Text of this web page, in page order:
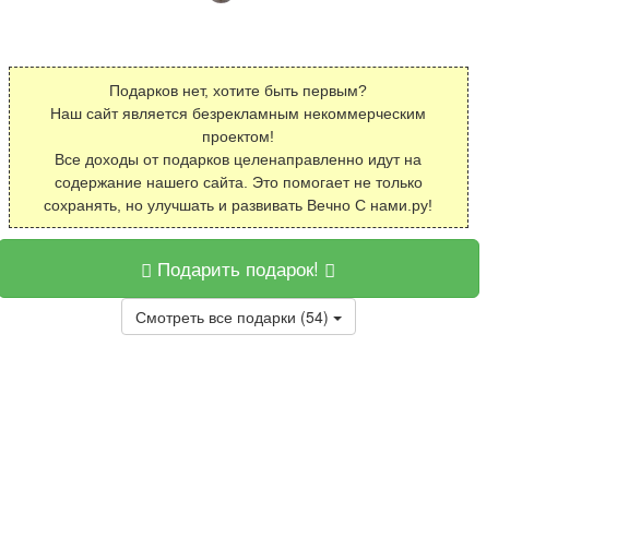
Подарков нет, хотите быть первым?
Наш сайт является безрекламным некоммерческим
проектом!
Все доходы от подарков целенаправленно идут на
содержание нашего сайта. Это помогает не только
сохранять, но улучшать и развивать Вечно С нами.ру!
Подарить подарок!
Смотреть все подарки (54)